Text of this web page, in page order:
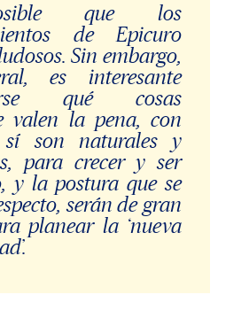
que los
de Epicuro
Sin embargo,
es interesante
qué cosas
valen la pena, con
son naturales y
para crecer y ser
y la postura que se
serán de gran
planear la ‘nueva